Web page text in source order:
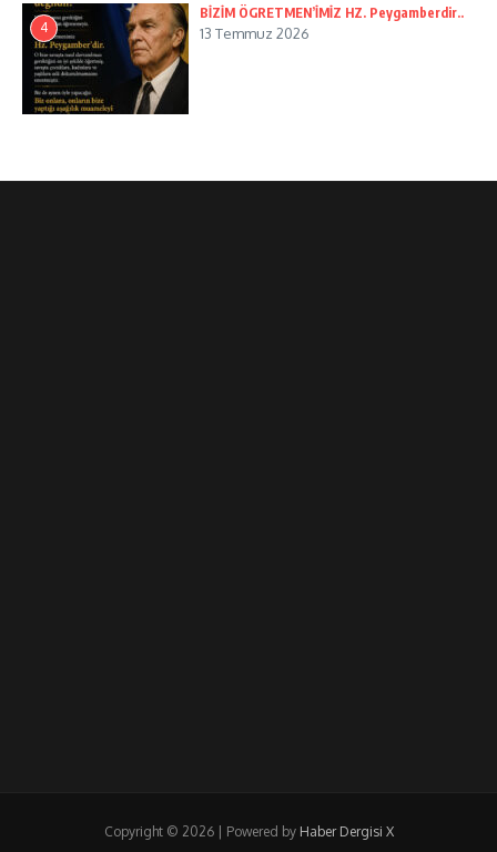
4
BİZİM ÖGRETMEN’İMİZ HZ. Peygamberdir..
13 Temmuz 2026
Copyright © 2026 | Powered by Haber Dergisi X